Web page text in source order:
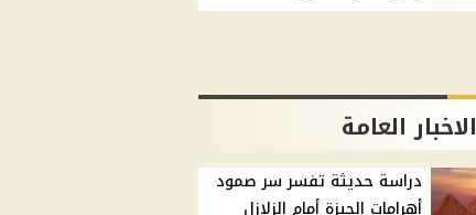
الاخبار العامة
دراسة حديثة تفسر سر صمود